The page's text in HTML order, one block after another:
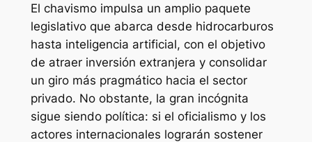
El chavismo impulsa un amplio paquete
legislativo que abarca desde hidrocarburos
hasta inteligencia artificial, con el objetivo
de atraer inversión extranjera y consolidar
un giro más pragmático hacia el sector
privado. No obstante, la gran incógnita
sigue siendo política: si el oficialismo y los
actores internacionales lograrán sostener